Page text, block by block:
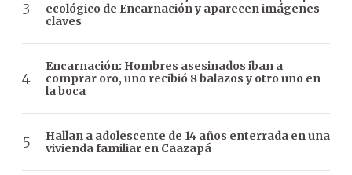
ecológico de Encarnación y aparecen imágenes
claves
Encarnación: Hombres asesinados iban a
comprar oro, uno recibió 8 balazos y otro uno en
la boca
Hallan a adolescente de 14 años enterrada en una
vivienda familiar en Caazapá